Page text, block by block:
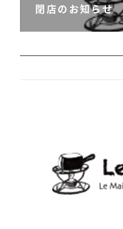
閉店のお知らせ